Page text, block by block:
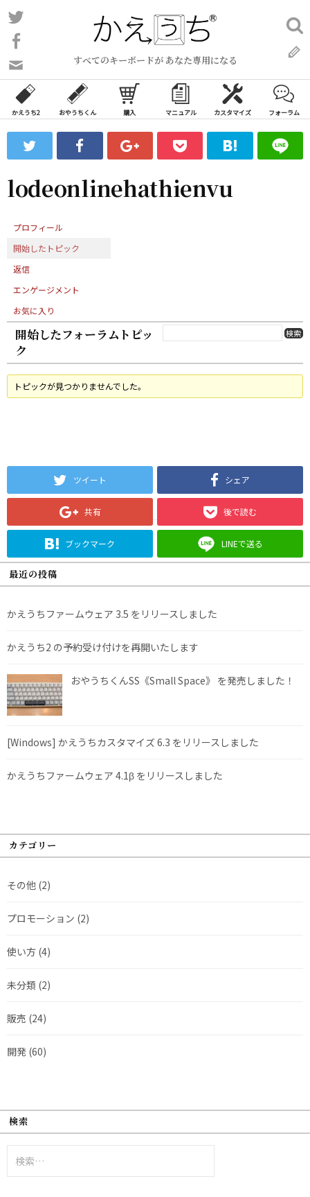
コ
ン
ン
ツ
ス
ッ
プ
すべてのキーボードが あなた専用になる
い
合
わ
フ
ォ
ム
検
索:
かえうち2 おやうちくん 購入 マニュアル カスタマイズ フォーラム
lodeonlinehathienvu
プロフィール
開始したトピック
返信
エンゲージメント
お気に入り
開始したフォーラムトピッ
ク
トピックが見つかりませんでした。
ツイート シェア
共有 後で読む
ブックマーク LINEで送る
最近の投稿
かえうちファームウェア 3.5 をリリースしました
かえうち2 の予約受け付けを再開いたします
おやうちくんSS《Small Space》 を発売しました！
[Windows] かえうちカスタマイズ 6.3 をリリースしました
かえうちファームウェア 4.1β をリリースしました
カテゴリー
その他 (2)
プロモーション (2)
使い方 (4)
未分類 (2)
販売 (24)
開発 (60)
検索
索: